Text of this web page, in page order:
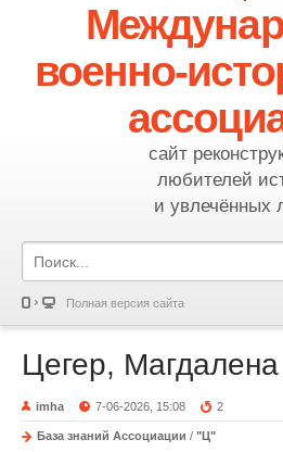
военно-
сайт
любителей
и увлечённых
Полная версия сайта
Цегер, Магдалена
imha 7-06-2026, 15:08 2
База знаний Ассоциации / "Ц"